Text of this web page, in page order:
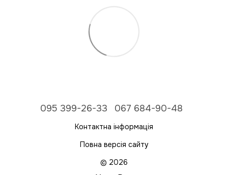
095 399-26-33 067 684-90-48
Контактна інформація
Повна версія сайту
© 2026